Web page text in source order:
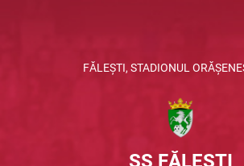
FĂLEȘTI, STADIONUL
ȘS FĂLEȘTI